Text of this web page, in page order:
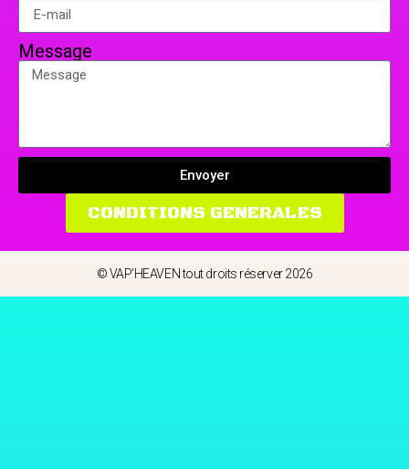
Message
Envoyer
CONDITIONS GENERALES
© VAP'HEAVEN tout droits réserver 2026